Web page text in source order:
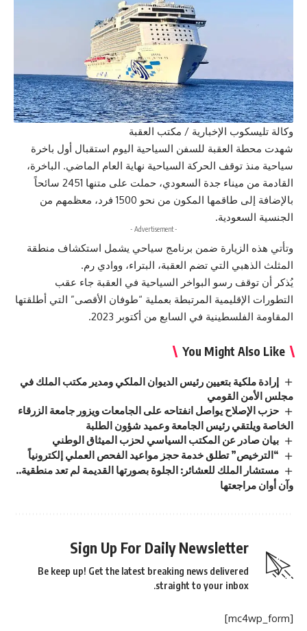
وكالة تليسكوب الإخبارية / مكتب العقبة
شهدت محطة العقبة للسفن السياحية اليوم استقبال أول باخرة
سياحية منذ توقف الحركة السياحية نهاية العام الماضي. الباخرة،
القادمة من ميناء جدة السعودي، حملت على متنها 2451 سائحاً
بالإضافة إلى طاقمها المكون من نحو 1500 فرد، معظمهم من
الجنسية السعودية.
- Advertisement -
وتأتي هذه الزيارة ضمن برنامج سياحي يشمل استكشاف منطقة
المثلث الذهبي التي تضم العقبة، البتراء، ووادي رم.
يُذكر أن توقف رسو البواخر السياحية في العقبة جاء عقب
التطورات الإقليمية المرتبطة بعملية “طوفان الأقصى” التي أطلقتها
المقاومة الفلسطينية في السابع من أكتوبر 2023.
You Might Also Like
إرادة ملكية بتعيين رئيس الديوان الملكي ومدير مكتب الملك في
مجلس الأمن القومي
حزب الإصلاح يواصل انفتاحه على الجامعات ويزور جامعة الزرقاء
الخاصة ويلتقي رئيس الجامعة وعميد شؤون الطلبة
بيان صادر عن المكتب السياسي لحزب الميثاق الوطني
“الترخيص” تطلق خدمة حجز مواعيد الفحص العملي إلكترونياً
مستشار الملك للعشائر: الجلوة بصورتها القديمة لم تعد منطقية..
وآن أوان مراجعتها
Sign Up For Daily Newsletter
Be keep up! Get the latest breaking news delivered
straight to your inbox.
[mc4wp_form]